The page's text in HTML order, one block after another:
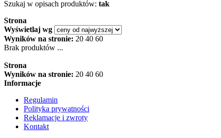
Szukaj w opisach produktów: tak
Strona
Wyświetlaj wg
Wyników na stronie: 20 40 60
Brak produktów ...
Strona
Wyników na stronie: 20 40 60
Informacje
Regulamin
Polityka prywatności
Reklamacje i zwroty
Kontakt